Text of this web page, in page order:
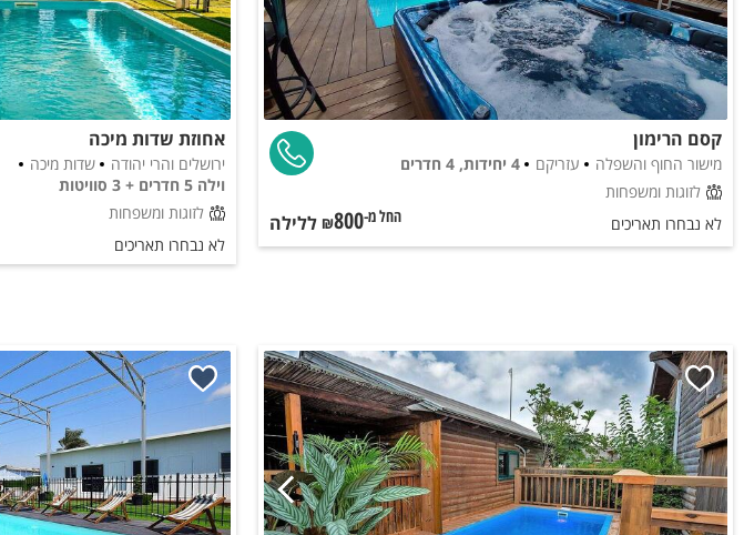
קסם הרימון
מישור החוף והשפלה עזריקם
4 יחידות, 4 חדרים
לזוגות ומשפחות
לא נבחרו תאריכים
החל מ-₪800 ללילה
אחוזת שדות מיכה
ירושלים והרי יהודה
שדות מיכה
וילה 5 חדרים + 3 סוויטות
לזוגות ומשפחות
לא נבחרו תאריכים